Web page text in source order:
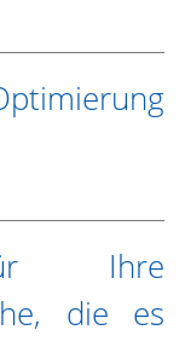
für Ihre
die es